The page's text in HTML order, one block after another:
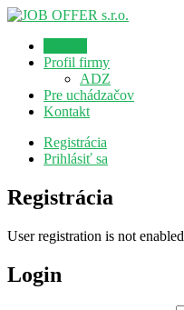
Profil firmy
ADZ
Pre uchádzačov
Kontakt
Registrácia
Prihlásiť sa
Registrácia
User registration is not enabled
Login